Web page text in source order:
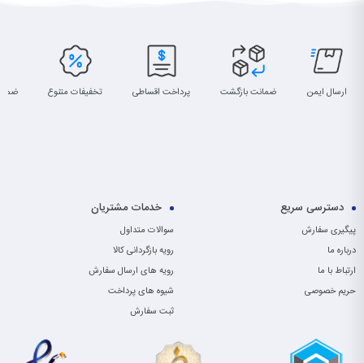
ارسال ایمن ضمانت بازگشت پرداخت اقساطی تخفیفات متنوع
دسترسی سریع
پیگیری سفارش
درباره ما
ارتباط با ما
حریم خصوصی
خدمات مشتریان
سوالات متداول
رویه بازگردانی کالا
رویه های ارسال سفارش
شیوه های پرداخت
ثبت سفارش